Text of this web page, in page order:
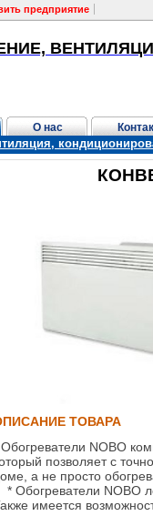
предприятие
О нас
ТОВАРА
NOBO
позволяет с
а не просто
* Обогреватели NOBO
имеется